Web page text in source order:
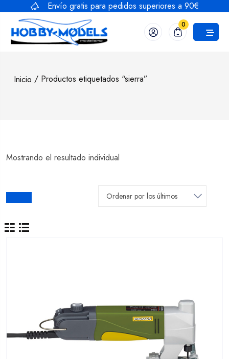
contenido
Envío gratis para pedidos superiores a 90€
0
Inicio / Productos etiquetados “sierra”
Mostrando el resultado individual